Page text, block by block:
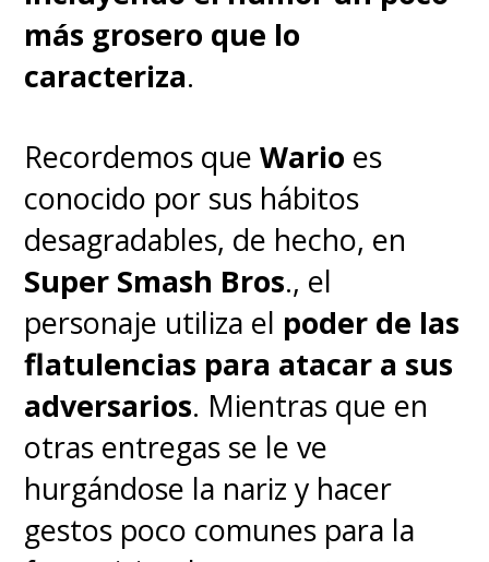
Bangladesh.
más buscada a nivel mundial?
Al comparar la popularidad de
las 21 películas de Ghibli
consideradas para el estudio,
"El viaje de Chihiro" vuelve a
instalarse en el primer lugar
como la favorita a nivel
mundial, en base a las
búsquedas globales.
más grosero que lo
caracteriza.
Recordemos queWario es
conocido por sus hábitos
desagradables, de hecho, en
Super Smash Bros., el
personaje utiliza el poder de las
flatulencias para atacar a sus
adversarios. Mientras que en
otras entregas se le ve
hurgándose la nariz y hacer
gestos poco comunes para la